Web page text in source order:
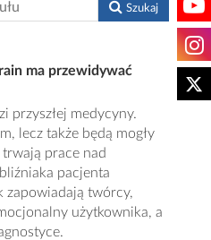
Szukaj
ma przewidywać
przyszłej medycyny.
lecz także będą mogły
prace nad
pacjenta
zapowiadają twórcy,
użytkownika, a